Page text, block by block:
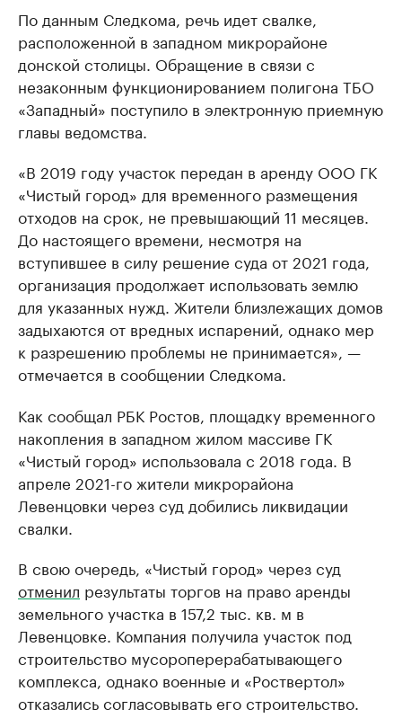
По данным Следкома, речь идет свалке,
расположенной в западном микрорайоне
донской столицы. Обращение в связи с
незаконным функционированием полигона ТБО
«Западный» поступило в электронную приемную
главы ведомства.
«В 2019 году участок передан в аренду ООО ГК
«Чистый город» для временного размещения
отходов на срок, не превышающий 11 месяцев.
До настоящего времени, несмотря на
вступившее в силу решение суда от 2021 года,
организация продолжает использовать землю
для указанных нужд. Жители близлежащих домов
задыхаются от вредных испарений, однако мер
к разрешению проблемы не принимается», —
отмечается в сообщении Следкома.
Как сообщал РБК Ростов, площадку временного
накопления в западном жилом массиве ГК
«Чистый город» использовала с 2018 года. В
апреле 2021-го жители микрорайона
Левенцовки через суд добились ликвидации
свалки.
В свою очередь, «Чистый город» через суд
отменил результаты торгов на право аренды
земельного участка в 157,2 тыс. кв. м в
Левенцовке. Компания получила участок под
строительство мусороперерабатывающего
комплекса, однако военные и «Роствертол»
отказались согласовывать его строительство.